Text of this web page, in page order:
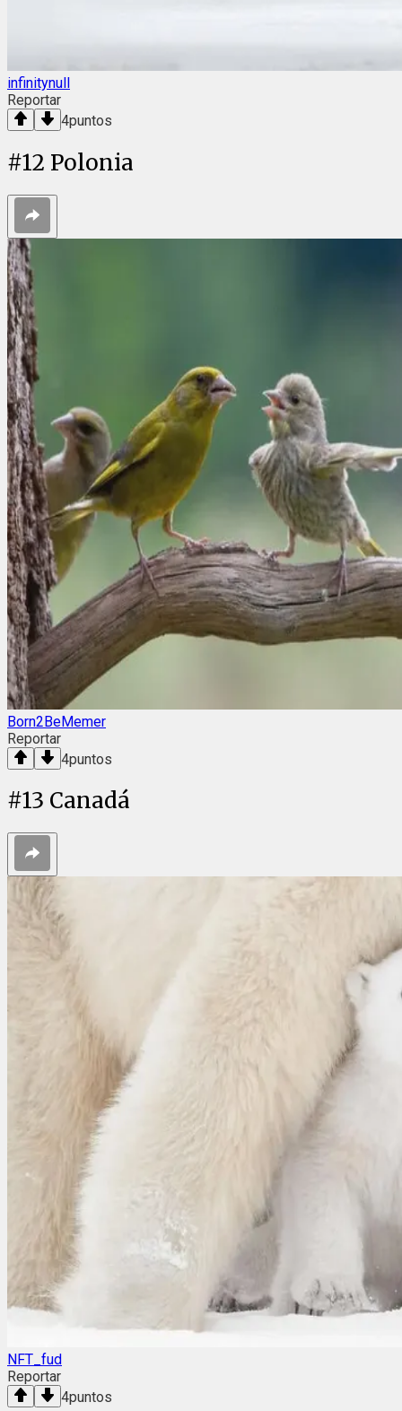
infinitynull
Reportar
4puntos
#12 Polonia
Born2BeMemer
Reportar
4puntos
#13 Canadá
NFT_fud
Reportar
4puntos